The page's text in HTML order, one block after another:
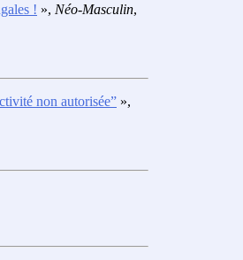
! », Néo-Masculin,
non autorisée” »,